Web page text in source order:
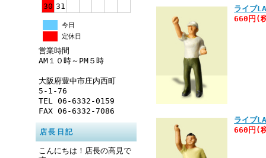
30 31
今日
定休日
営業時間
AM１０時～PM５時
大阪府豊中市庄内西町
5-1-76
TEL 06-6332-0159
FAX 06-6332-7086
店長日記
こんにちは！店長の高見で
ライブ
660円(
ライブ
660円(